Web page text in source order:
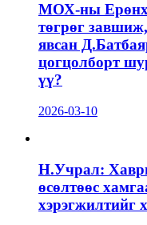
МОХ-ны
төгрөг
явсан
цогцолборт
үү?
2026-03-10
Н.Учрал:
өсөлтөөс
хэрэгжилтийг